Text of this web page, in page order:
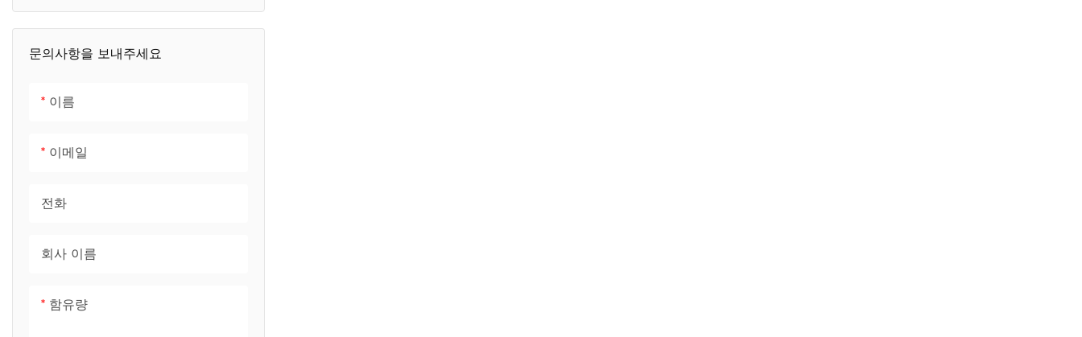
노트북 슬리브 케이스
에바 고등학교 가방
헤어 드라이어 케이스
마우스 케이스
가슴 가방
사진 라이트 백
점심 도시락
어린이용 백팩
문의사항을 보내주세요
이름
이메일
전화
회사 이름
함유량